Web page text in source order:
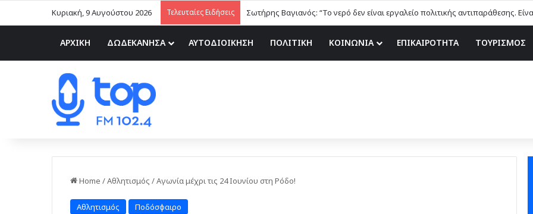
Κυριακή, 9 Αυγούστου 2026 Τελευταίες Ειδήσεις Σωτήρης Βαγιανός: “Το νερό δεν είναι εργαλείο πολιτικής αντιπαράθεσης.
ΑΡΧΙΚΗ ΔΩΔΕΚΑΝΗΣΑ ΑΥΤΟΔΙΟΙΚΗΣΗ ΠΟΛΙΤΙΚΗ ΚΟΙΝΩΝΙΑ ΕΠΙΚΑΙΡΟΤΗΤΑ ΤΟΥΡΙΣΜΟΣ
Home /Αθλητισμός /Αγωνία μέχρι τις 24 Ιουνίου στη Ρόδο!
Αθλητισμός Ποδόσφαιρο